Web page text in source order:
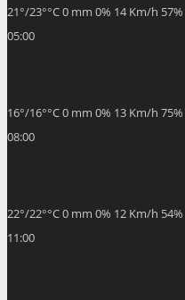
21°/23°°C0 mm 0% 14 Km/h 57%
05:00
16°/16°°C0 mm 0% 13 Km/h 75%
08:00
22°/22°°C0 mm 0% 12 Km/h 54%
11:00